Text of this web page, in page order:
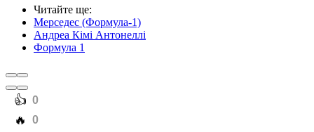
Читайте ще:
Мерседес (Формула-1)
Андреа Кімі Антонеллі
Формула 1
️👍 0
️🔥 0